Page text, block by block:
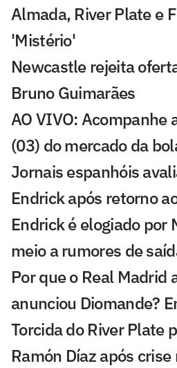
Almada, River Plate e
'Mistério'
Newcastle rejeita
Bruno Guimarães
AO VIVO: Acompanhe
(03) do mercado da
Jornais espanhóis
Endrick após retorno
Endrick é elogiado por
meio a rumores de
Por que o Real Madrid
anunciou Diomande?
Torcida do River Plate
Ramón Díaz após